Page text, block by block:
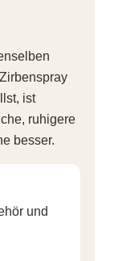
ist
ruhigere
besser.
und